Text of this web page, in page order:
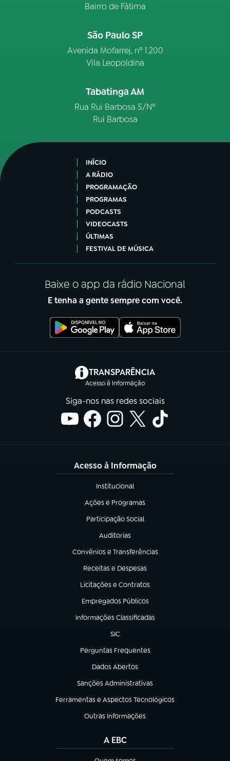
Bairro de Fátima
São Paulo SP
Avenida Mofarrej, nº 1.200
Vila Leopoldina
Tabatinga AM
Rua Rui Barbosa S/Nº
Rui Barbosa
INÍCIO
A RÁDIO
PROGRAMAÇÃO
PROGRAMAS
PODCASTS
VIDEOCASTS
ÚLTIMAS
FESTIVAL DE MÚSICA
Baixe o app da rádio Nacional
E tenha a gente sempre com você.
TRANSPARÊNCIA
Acesso à Informação
(abre em nova aba)
Siga-nos nas redes sociais
Acesso à Informação
Institucional
(abre em nova aba)
Ações e Programas
(abre em nova aba)
Participação Social
(abre em nova aba)
Auditorias
(abre em nova aba)
Convênios e Transferências
(abre em nova aba)
Receitas e Despesas
(abre em nova aba)
Licitações e Contratos
(abre em nova aba)
Empregados Públicos
(abre em nova aba)
Informações Classificadas
(abre em nova aba)
SIC
(abre em nova aba)
Perguntas Frequentes
(abre em nova aba)
Dados Abertos
(abre em nova aba)
Sanções Administrativas
(abre em nova aba)
Ferramentas e Aspectos Tecnológicos
(abre em nova aba)
Outras Informações
(abre em nova aba)
A EBC